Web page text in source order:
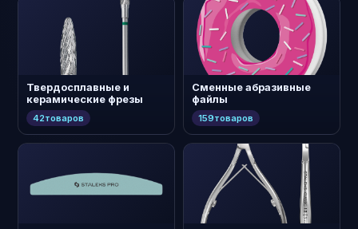
Твердосплавные и
керамические фрезы
42товаров
Сменные абразивные
файлы
159товаров